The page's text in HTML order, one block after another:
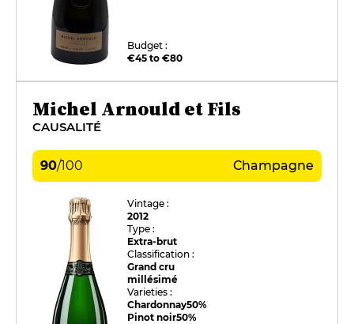
Budget :
€45 to €80
Michel Arnould et Fils
CAUSALITÉ
90/100 Champagne
Vintage :
2012
Type :
Extra-brut
Classification :
Grand cru
millésimé
Varieties :
Chardonnay50%
Pinot noir50%